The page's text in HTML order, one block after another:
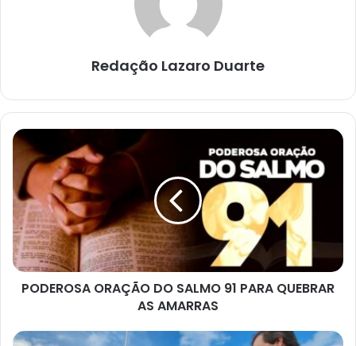
Redação Lazaro Duarte
PODEROSA
ORAÇÃO
DO
SALMO
91
PARA
QUEBRAR
AS
AMARRAS
PODEROSA ORAÇÃO DO SALMO 91 PARA QUEBRAR
AS AMARRAS
“Vai